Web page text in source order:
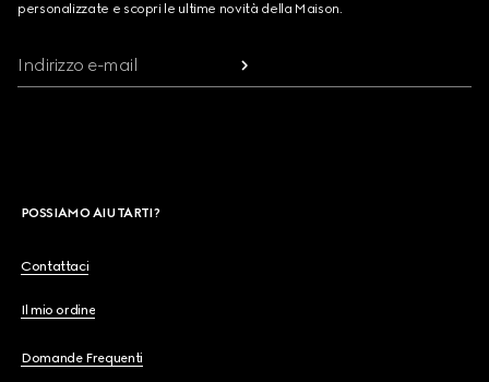
personalizzate e scopri le ultime novità della Maison.
Indirizzo e-mail
POSSIAMO AIUTARTI?
Contattaci
Il mio ordine
Domande Frequenti